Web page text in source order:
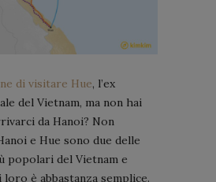
di visitare Hue, l’ex
del Vietnam, ma non hai
da Hanoi? Non
e Hue sono due delle
popolari del Vietnam e
è abbastanza semplice.